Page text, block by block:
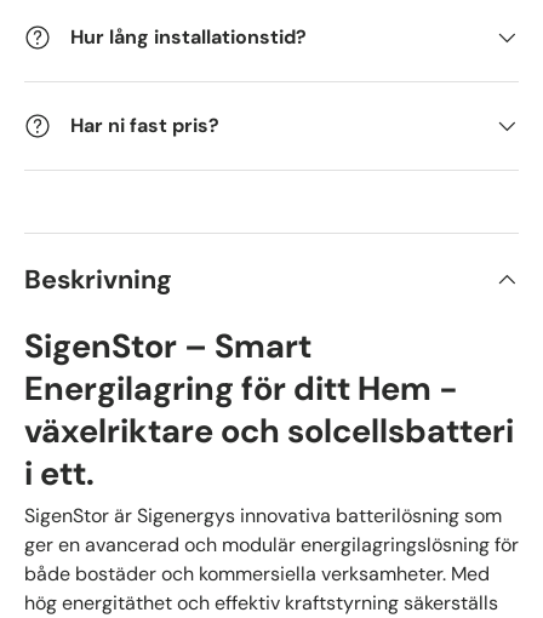
Hur lång installationstid?
Har ni fast pris?
Beskrivning
SigenStor – Smart
Energilagring för ditt Hem -
växelriktare och solcellsbatteri
i ett.
SigenStor är Sigenergys innovativa batterilösning som
ger en avancerad och modulär energilagringslösning för
både bostäder och kommersiella verksamheter. Med
hög energitäthet och effektiv kraftstyrning säkerställs